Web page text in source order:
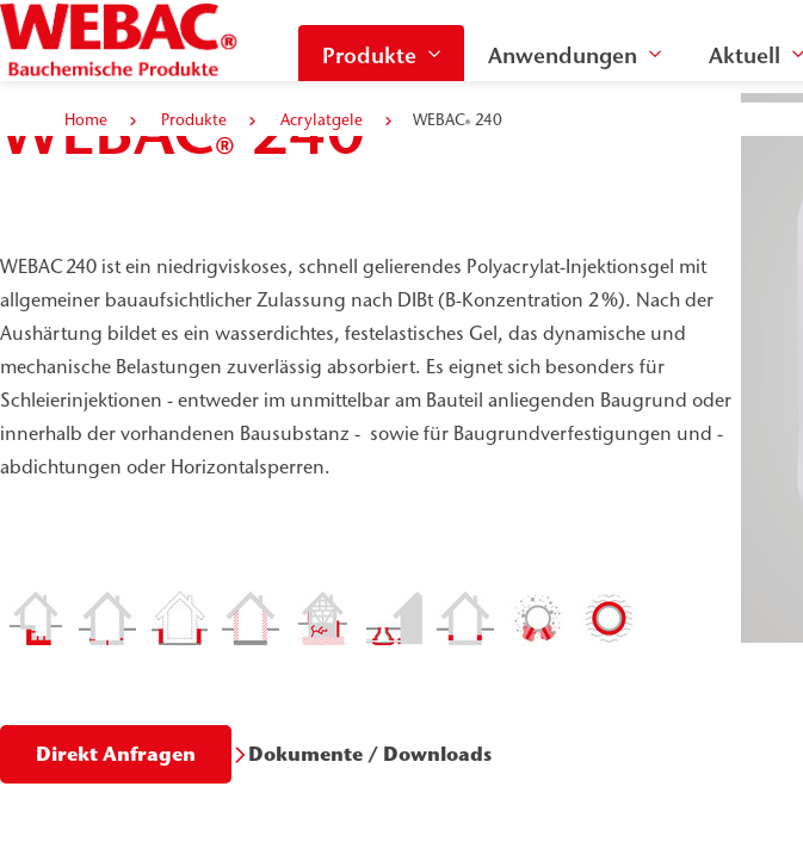
Produkte Anwendungen Aktuell
Home Produkte Acrylatgele WEBAC®240
WEBAC® 240
WEBAC 240 ist ein niedrigviskoses, schnell gelierendes Polyacrylat-Injektionsgel mit
allgemeiner bauaufsichtlicher Zulassung nach DIBt (B-Konzentration 2 %). Nach der
Aushärtung bildet es ein wasserdichtes, festelastisches Gel, das dynamische und
mechanische Belastungen zuverlässig absorbiert. Es eignet sich besonders für
Schleierinjektionen - entweder im unmittelbar am Bauteil anliegenden Baugrund oder
innerhalb der vorhandenen Bausubstanz - sowie für Baugrundverfestigungen und -
abdichtungen oder Horizontalsperren.
Direkt Anfragen Dokumente / Downloads